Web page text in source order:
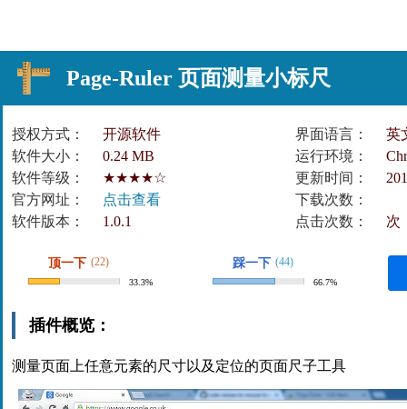
Page-Ruler 页面测量小标尺
授权方式： 开源软件 界面语言：
英
软件大小：
0.24 MB 运行环境：
软件等级：
★★★★☆ 更新时间：
官方网址：
点击查看
下载次数：
软件版本：
1.0.1 点击次数： 次
顶一下 (22)
33.3%
踩一下 (44)
66.7%
插件概览：
测量页面上任意元素的尺寸以及定位的页面尺子工具